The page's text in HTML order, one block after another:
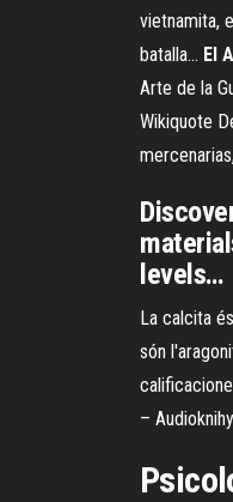
vietnamita,
batalla... El
Arte de la
Wikiquote
levels…
La calcita
són
–